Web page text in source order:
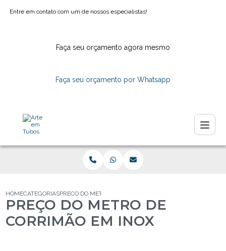
Entre em contato com um de nossos especialistas!
Faça seu orçamento agora mesmo
Faça seu orçamento por Whatsapp
HOMECATEGORIASPRECO DO METRO CORRIMAO INOX
PREÇO DO METRO DE
CORRIMÃO EM INOX